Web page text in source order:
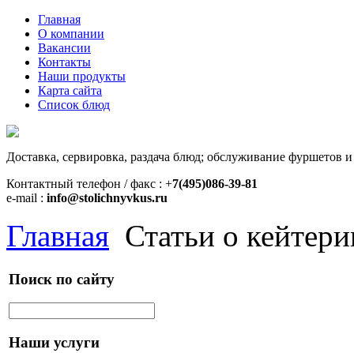
Главная
О компании
Вакансии
Контакты
Наши продукты
Карта сайта
Список блюд
Доставка, сервировка, раздача блюд; обслуживание фуршетов
Контактный телефон / факс : +7(495)086-39-81
e-mail : info@stolichnyvkus.ru
Главная Статьи о
Поиск по сайту
Наши услуги